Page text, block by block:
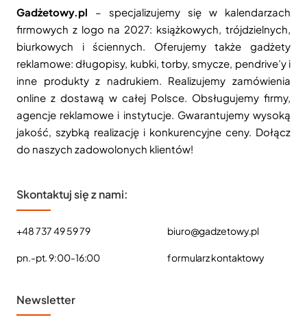
Gadżetowy.pl – specjalizujemy się w kalendarzach
firmowych z logo na 2027: książkowych, trójdzielnych,
biurkowych i ściennych. Oferujemy także gadżety
reklamowe: długopisy, kubki, torby, smycze, pendrive’y i
inne produkty z nadrukiem. Realizujemy zamówienia
online z dostawą w całej Polsce. Obsługujemy firmy,
agencje reklamowe i instytucje. Gwarantujemy wysoką
jakość, szybką realizację i konkurencyjne ceny. Dołącz
do naszych zadowolonych klientów!
Skontaktuj się z nami:
+48 737 49 59 79
pn.-pt. 9:00-16:00
biuro@gadzetowy.pl
formularz kontaktowy
Newsletter